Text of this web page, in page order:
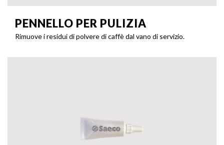
PENNELLO PER PULIZIA
Rimuove i residui di polvere di caffè dal vano di servizio.